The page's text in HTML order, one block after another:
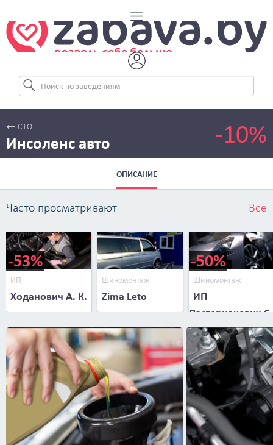
СТО
Инсоленс авто -10%
ОПИСАНИЕ
Часто просматривают Все
-53%
ИП
Ходанович А. К.
Шиномонтаж
Zima Leto
-50%
Шиномонтаж
ИП
Пастернакевич С.
В.